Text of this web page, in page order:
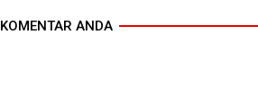
KOMENTAR ANDA